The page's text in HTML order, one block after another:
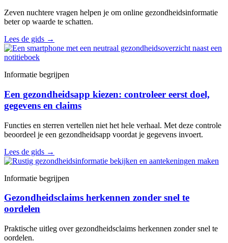
Zeven nuchtere vragen helpen je om online gezondheidsinformatie
beter op waarde te schatten.
Lees de gids →
Informatie begrijpen
Een gezondheidsapp kiezen: controleer eerst doel,
gegevens en claims
Functies en sterren vertellen niet het hele verhaal. Met deze controle
beoordeel je een gezondheidsapp voordat je gegevens invoert.
Lees de gids →
Informatie begrijpen
Gezondheidsclaims herkennen zonder snel te
oordelen
Praktische uitleg over gezondheidsclaims herkennen zonder snel te
oordelen.